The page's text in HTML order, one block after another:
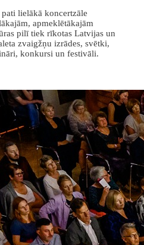
lielākā koncertzāle
apmeklētākajām
pilī tiek rīkotas Latvijas un
zvaigžņu izrādes, svētki,
konkursi un festivāli.